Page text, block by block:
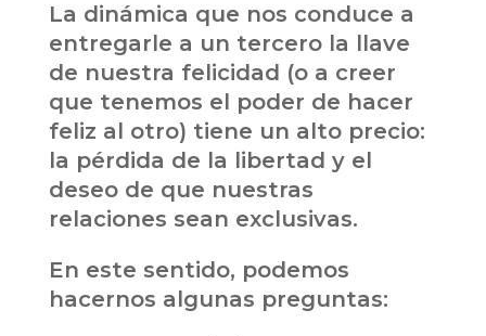
La dinámica que nos conduce a
entregarle a un tercero la llave
de nuestra felicidad (o a creer
que tenemos el poder de hacer
feliz al otro) tiene un alto precio:
la pérdida de la libertad y el
deseo de que nuestras
relaciones sean exclusivas.
En este sentido, podemos
hacernos algunas preguntas: